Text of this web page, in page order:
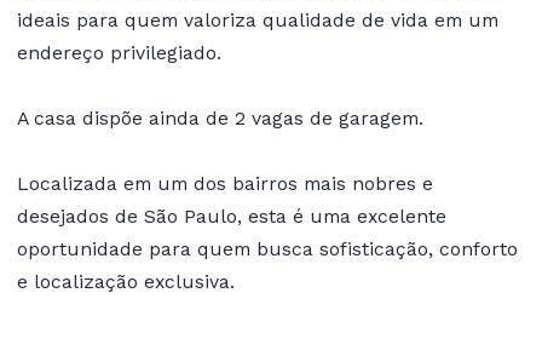
ideais para quem valoriza qualidade de vida em um
endereço privilegiado.
A casa dispõe ainda de 2 vagas de garagem.
Localizada em um dos bairros mais nobres e
desejados de São Paulo, esta é uma excelente
oportunidade para quem busca sofisticação, conforto
e localização exclusiva.